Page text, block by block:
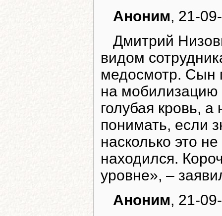
Аноним, 21-
Дмитрий
видом
медосмотр. Сын
на мобилизацию
голубая кровь,
понимать, если
насколько это
находился.
уровне», –
Аноним, 21-